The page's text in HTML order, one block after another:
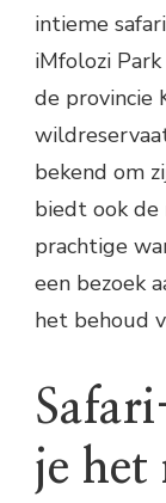
intieme
iMfolozi
de provincie
bekend om
biedt ook de
prachtige
een bezoek
het behoud
je het